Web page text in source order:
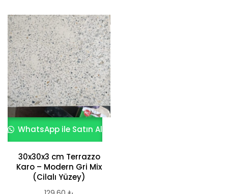
WhatsApp ile Satın Al
30x30x3 cm Terrazzo
Karo – Modern Gri Mix
(Cilalı Yüzey)